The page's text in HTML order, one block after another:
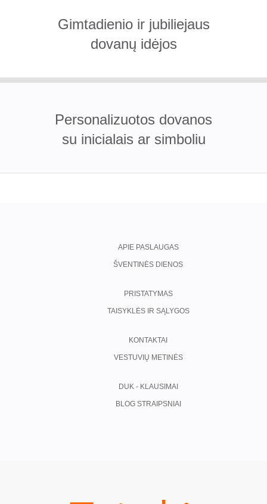
Gimtadienio ir jubiliejaus
dovanų idėjos
Personalizuotos dovanos
su inicialais ar simboliu
APIE PASLAUGAS
ŠVENTINĖS DIENOS
PRISTATYMAS
TAISYKLĖS IR SĄLYGOS
KONTAKTAI
VESTUVIŲ METINĖS
DUK - KLAUSIMAI
BLOG STRAIPSNIAI